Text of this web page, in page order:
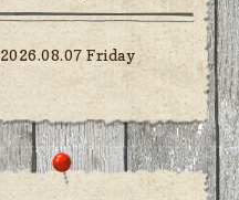
2026.08.07 Friday